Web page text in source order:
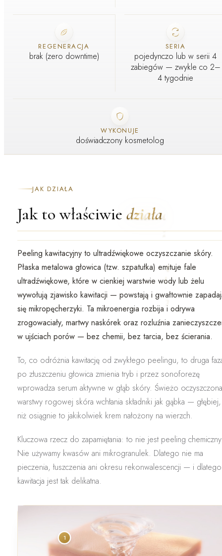
REGENERACJA
brak (zero downtime)
SERIA
pojedynczo lub w serii 4
zabiegów — zwykle co 2–
4 tygodnie
WYKONUJE
doświadczony kosmetolog
JAK DZIAŁA
Jak to właściwie działa
Peeling kawitacyjny to ultradźwiękowe oczyszczanie skóry.
Płaska metalowa głowica (tzw. szpatułka) emituje fale
ultradźwiękowe, które w cienkiej warstwie wody lub żelu
wywołują zjawisko kawitacji — powstają i gwałtownie
się mikropęcherzyki. Ta mikroenergia rozbija i odrywa
zrogowaciały, martwy naskórek oraz rozluźnia
w ujściach porów — bez chemii, bez tarcia, bez ścierania.
To, co odróżnia kawitację od zwykłego peelingu, to druga
po złuszczeniu głowica zmienia tryb i przez sonoforezę
wprowadza serum aktywne w głąb skóry. Świeżo
warstwy rogowej skóra wchłania składniki jak gąbka — głębiej,
niż osiągnie to jakikolwiek krem nałożony na wierzch.
Kluczowa rzecz do zapamiętania: to nie jest peeling
Nie używamy kwasów ani mikrogranulek. Dlatego nie ma
pieczenia, łuszczenia ani okresu rekonwalescencji — i dlatego
kawitacja jest tak delikatna.
1